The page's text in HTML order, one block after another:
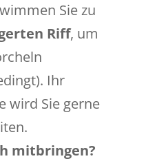
Sie zu
Riff, um
Ihr
wird Sie gerne
mitbringen?